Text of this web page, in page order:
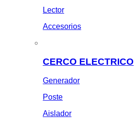
Lector
Accesorios
CERCO ELECTRICO
Generador
Poste
Aislador